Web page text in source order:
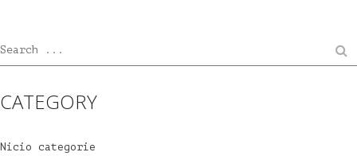
Search ...
CATEGORY
Nicio categorie